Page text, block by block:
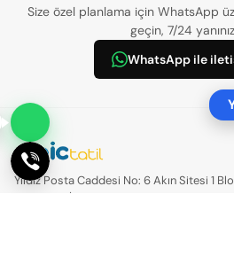
Size özel planlama için WhatsApp
geçin, 7/24
WhatsApp ile
Yıldız Posta Caddesi No: 6 Akın Sitesi 1
Beşiktaş / İstanbul